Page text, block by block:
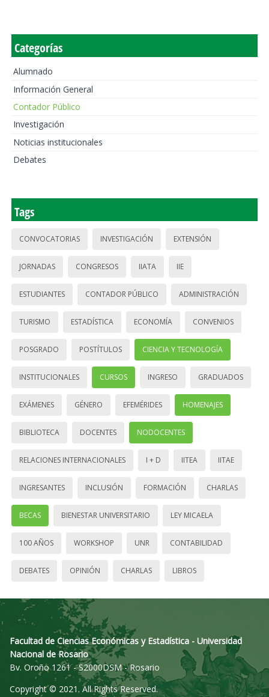
Categorías
Alumnado
Información General
Contador Público
Investigación
Noticias institucionales
Debates
Tags
CONVOCATORIAS INVESTIGACIÓN EXTENSIÓN
JORNADAS CONGRESOS IIATA IIE
ESTUDIANTES CONTADOR PÚBLICO ADMINISTRACIÓN
TURISMO ESTADÍSTICA ECONOMÍA CONVENIOS
POSGRADO POSTÍTULOS CIENCIA Y TECNOLOGÍA
INSTITUCIONALES CURSOS INGRESO GRADUADOS
EXÁMENES GÉNERO EFEMÉRIDES HOMENAJES
BIBLIOTECA DOCENTES NODOCENTES
RELACIONES INTERNACIONALES I + D IITEA IITAE
INGRESANTES INCLUSIÓN FORMACIÓN CHARLAS
BECAS BIENESTAR UNIVERSITARIO LEY MICAELA
100 AÑOS WORKSHOP UNR CONTABILIDAD
DEBATES OPINIÓN CHARLAS LIBROS
Facultad de Ciencias Económicas y Estadística - Universidad
Nacional de Rosario
Bv. Oroño 1261 - S2000DSM - Rosario
Copyright © 2021. All Rights Reserved.